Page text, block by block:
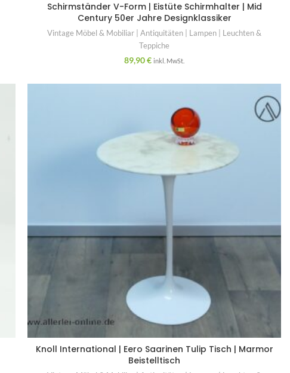
Schirmständer V-Form | Eistüte Schirmhalter | Mid
Century 50er Jahre Designklassiker
Vintage Möbel & Mobiliar | Antiquitäten | Lampen | Leuchten &
Teppiche
89,90€ inkl. MwSt.
Knoll International | Eero Saarinen Tulip Tisch | Marmor
Beistelltisch